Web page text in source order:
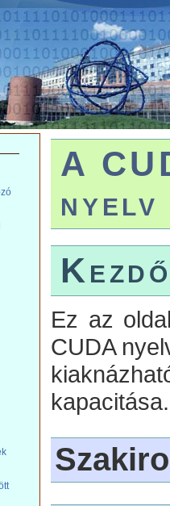
A
nyelv
Ez az
CUDA
kapacitása.